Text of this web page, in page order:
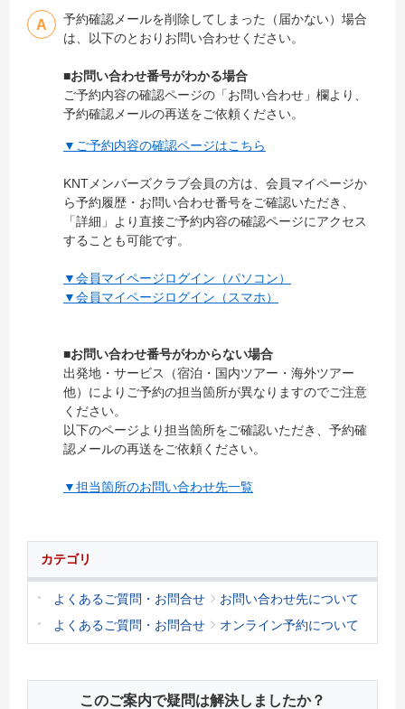
予約確認メールを削除してしまった（届かない）場合
は、以下のとおりお問い合わせください。
■お問い合わせ番号がわかる場合
ご予約内容の確認ページの「お問い合わせ」欄より、
予約確認メールの再送をご依頼ください。
▼ご予約内容の確認ページはこちら
KNTメンバーズクラブ会員の方は、会員マイページか
ら予約履歴・お問い合わせ番号をご確認いただき、
「詳細」より直接ご予約内容の確認ページにアクセス
することも可能です。
▼会員マイページログイン（パソコン）
▼会員マイページログイン（スマホ）
■お問い合わせ番号がわからない場合
出発地・サービス（宿泊・国内ツアー・海外ツアー
他）によりご予約の担当箇所が異なりますのでご注意
ください。
以下のページより担当箇所をご確認いただき、予約確
認メールの再送をご依頼ください。
▼担当箇所のお問い合わせ先一覧
カテゴリ
よくあるご質問・お問合せ
お問い合わせ先について
よくあるご質問・お問合せ
オンライン予約について
このご案内で疑問は解決しましたか？